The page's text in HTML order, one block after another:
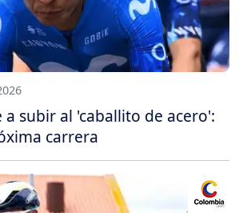
a subir al 'caballito de acero':
carrera